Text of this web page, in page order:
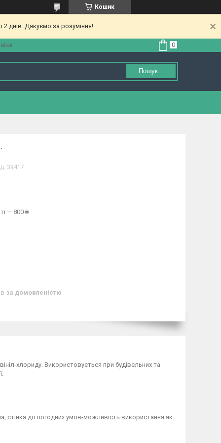
Кошик
днів. Дякуємо за розуміння!
Пошук...
39417
— 800 ₴
за домовленістю
хлориду. Використовується при будівельних та
стійка до погодних умов-можливість використання як